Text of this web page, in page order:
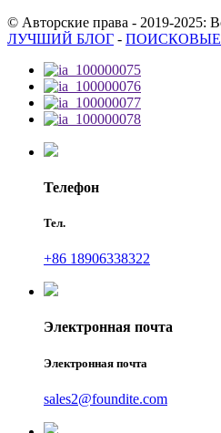
© Авторские права - 2019-2025:
ЛУЧШИЙ БЛОГ -
Телефон
Тел.
+86 18906338322
Электронная почта
Электронная почта
sales2@foundite.com